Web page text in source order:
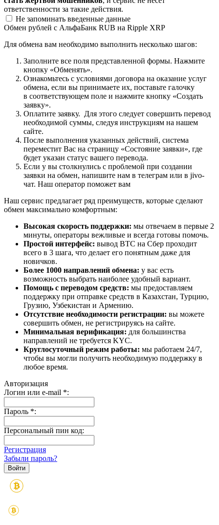
ответственности за такие действия.
Не запоминать введенные данные
Обмен рублей с АльфаБанк RUB на Ripple XRP
Для обмена вам необходимо выполнить несколько шагов:
Заполните все поля представленной формы. Нажмите
кнопку «Обменять».
Ознакомьтесь с условиями договора на оказание услуг
обмена, если вы принимаете их, поставьте галочку
в соответствующем поле и нажмите кнопку «Создать
заявку».
Оплатите заявку. Для этого следует совершить перевод
необходимой суммы, следуя инструкциям на нашем
сайте.
После выполнения указанных действий, система
переместит Вас на страницу «Состояние заявки», где
будет указан статус вашего перевода.
Если у вы столкнулись с проблемой при создании
заявки на обмен, напишите нам в телеграм или в jivo-
чат. Наш оператор поможет вам
Наш сервис предлагает ряд преимуществ, которые сделают
обмен максимально комфортным:
Высокая скорость поддержки: мы отвечаем в первые 2
минуты, операторы вежливые и всегда готовы помочь.
Простой интерфейс: вывод BTC на Сбер проходит
всего в 3 шага, что делает его понятным даже для
новичков.
Более 1000 направлений обмена: у вас есть
возможность выбрать наиболее удобный вариант.
Помощь с переводом средств: мы предоставляем
поддержку при отправке средств в Казахстан, Турцию,
Грузию, Узбекистан и Армению.
Отсутствие необходимости регистрации: вы можете
совершить обмен, не регистрируясь на сайте.
Минимальная верификация: для большинства
направлений не требуется KYC.
Круглосуточный режим работы: мы работаем 24/7,
чтобы вы могли получить необходимую поддержку в
любое время.
Авторизация
Логин или e-mail *:
Пароль *:
Персональный пин код:
Регистрация
Забыли пароль?